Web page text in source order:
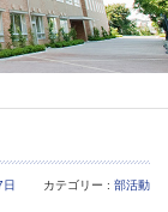
カテゴリー : 部活動